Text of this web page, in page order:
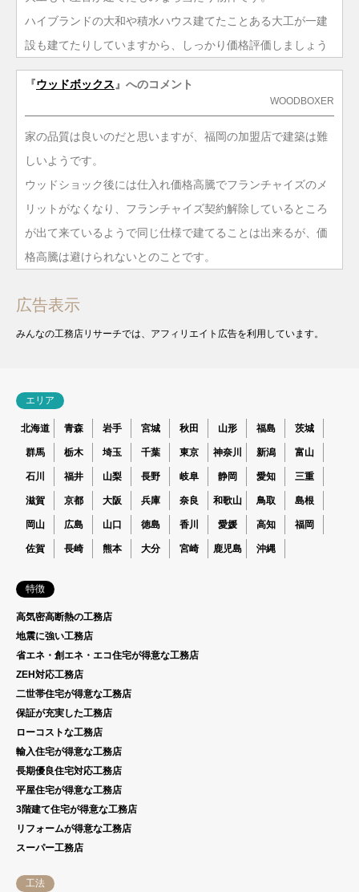
ハイブランドの大和や積水ハウス建てたことある大工が一建
設も建てたりしていますから、しっかり価格評価しましょう
『ウッドボックス』へのコメント
WOODBOXER
家の品質は良いのだと思いますが、福岡の加盟店で建築は難
しいようです。
ウッドショック後には仕入れ価格高騰でフランチャイズのメ
リットがなくなり、フランチャイズ契約解除しているところ
が出て来ているようで同じ仕様で建てることは出来るが、価
格高騰は避けられないとのことです。
広告表示
みんなの工務店リサーチでは、アフィリエイト広告を利用しています。
エリア
北海道 青森 岩手 宮城 秋田 山形 福島 茨城
群馬 栃木 埼玉 千葉 東京 神奈川 新潟 富山
石川 福井 山梨 長野 岐阜 静岡 愛知 三重
滋賀 京都 大阪 兵庫 奈良 和歌山 鳥取 島根
岡山 広島 山口 徳島 香川 愛媛 高知 福岡
佐賀 長崎 熊本 大分 宮崎 鹿児島 沖縄
特徴
高気密高断熱の工務店
地震に強い工務店
省エネ・創エネ・エコ住宅が得意な工務店
ZEH対応工務店
二世帯住宅が得意な工務店
保証が充実した工務店
ローコストな工務店
輸入住宅が得意な工務店
長期優良住宅対応工務店
平屋住宅が得意な工務店
3階建て住宅が得意な工務店
リフォームが得意な工務店
スーパー工務店
工法